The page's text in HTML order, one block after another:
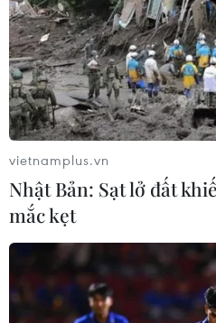
vietnamplus.vn
Nhật Bản: Sạt lở đất
mắc kẹt